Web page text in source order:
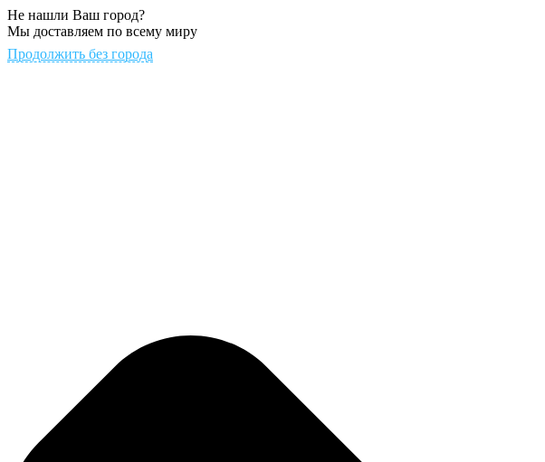
Не нашли Ваш город?
Мы доставляем по всему миру
Продолжить без города